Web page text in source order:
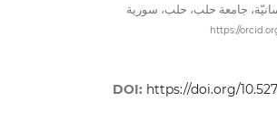
جامعة حلب، حلب، سورية
https://
DOI: https://doi.org/